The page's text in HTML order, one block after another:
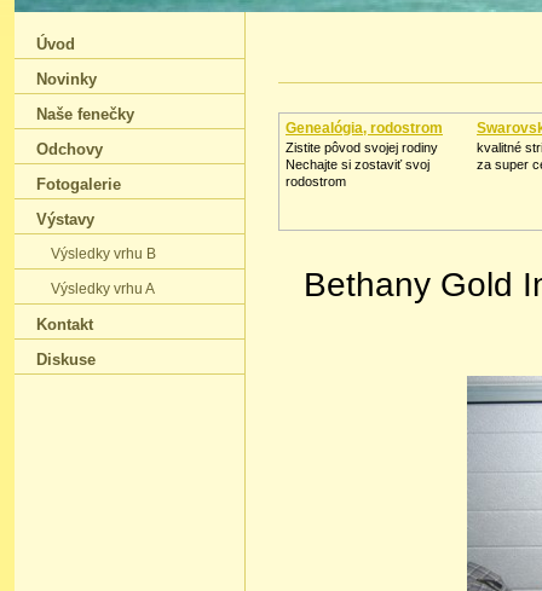
Genealógia, rodostrom
Zistite pôvod svojej rodiny
Nechajte si zostaviť svoj
rodostrom
kvalitné
za super
Bethany Gold
Úvod
Novinky
Naše fenečky
Odchovy
Fotogalerie
Výstavy
Výsledky vrhu B
Výsledky vrhu A
Kontakt
Diskuse